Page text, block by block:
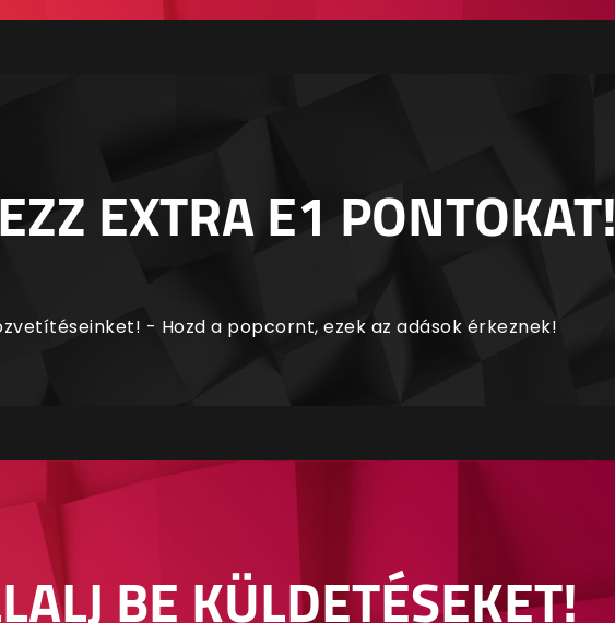
EXTRA E1 PONTOKAT!
- Hozd a popcornt, ezek az adások érkeznek!
BE KÜLDETÉSEKET!